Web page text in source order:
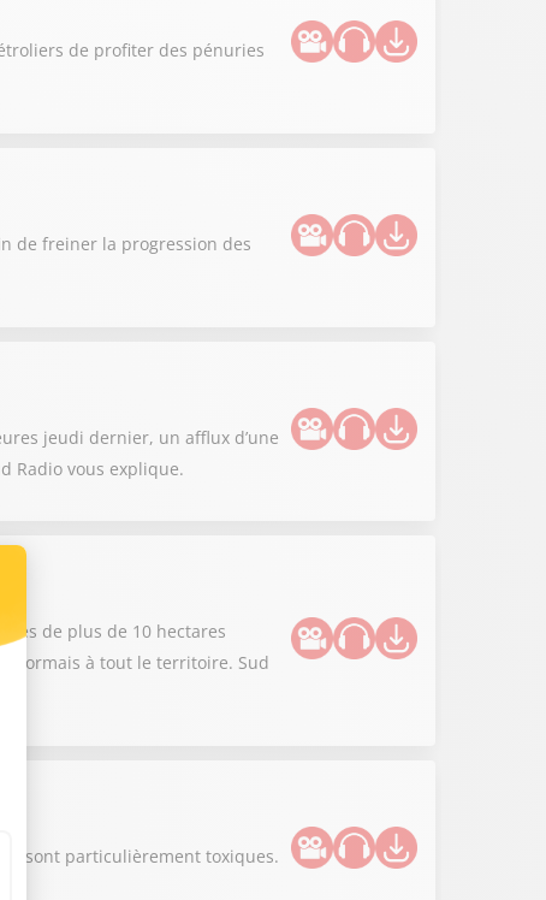
de profiter des pénuries
de freiner la progression des
jeudi dernier, un afflux d’une
Radio vous explique.
de plus de 10 hectares
à tout le territoire. Sud
sont particulièrement toxiques.